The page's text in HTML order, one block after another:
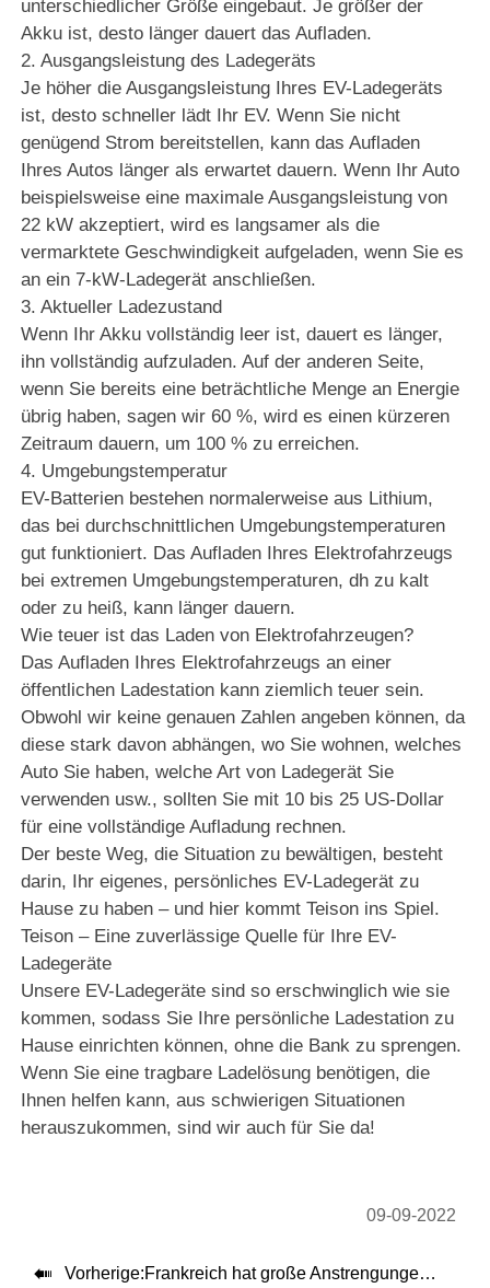
unterschiedlicher Größe eingebaut. Je größer der
Akku ist, desto länger dauert das Aufladen.
2. Ausgangsleistung des Ladegeräts
Je höher die Ausgangsleistung Ihres EV-Ladegeräts
ist, desto schneller lädt Ihr EV. Wenn Sie nicht
genügend Strom bereitstellen, kann das Aufladen
Ihres Autos länger als erwartet dauern. Wenn Ihr Auto
beispielsweise eine maximale Ausgangsleistung von
22 kW akzeptiert, wird es langsamer als die
vermarktete Geschwindigkeit aufgeladen, wenn Sie es
an ein 7-kW-Ladegerät anschließen.
3. Aktueller Ladezustand
Wenn Ihr Akku vollständig leer ist, dauert es länger,
ihn vollständig aufzuladen. Auf der anderen Seite,
wenn Sie bereits eine beträchtliche Menge an Energie
übrig haben, sagen wir 60 %, wird es einen kürzeren
Zeitraum dauern, um 100 % zu erreichen.
4. Umgebungstemperatur
EV-Batterien bestehen normalerweise aus Lithium,
das bei durchschnittlichen Umgebungstemperaturen
gut funktioniert. Das Aufladen Ihres Elektrofahrzeugs
bei extremen Umgebungstemperaturen, dh zu kalt
oder zu heiß, kann länger dauern.
Wie teuer ist das Laden von Elektrofahrzeugen?
Das Aufladen Ihres Elektrofahrzeugs an einer
öffentlichen Ladestation kann ziemlich teuer sein.
Obwohl wir keine genauen Zahlen angeben können, da
diese stark davon abhängen, wo Sie wohnen, welches
Auto Sie haben, welche Art von Ladegerät Sie
verwenden usw., sollten Sie mit 10 bis 25 US-Dollar
für eine vollständige Aufladung rechnen.
Der beste Weg, die Situation zu bewältigen, besteht
darin, Ihr eigenes, persönliches EV-Ladegerät zu
Hause zu haben – und hier kommt Teison ins Spiel.
Teison – Eine zuverlässige Quelle für Ihre EV-
Ladegeräte
Unsere EV-Ladegeräte sind so erschwinglich wie sie
kommen, sodass Sie Ihre persönliche Ladestation zu
Hause einrichten können, ohne die Bank zu sprengen.
Wenn Sie eine tragbare Ladelösung benötigen, die
Ihnen helfen kann, aus schwierigen Situationen
herauszukommen, sind wir auch für Sie da!
09-09-2022
 Vorherige:Frankreich hat große Anstrengungen unternommen, um die unterstützenden Einrichtungen für Elektrofahrzeuge zu verbessern